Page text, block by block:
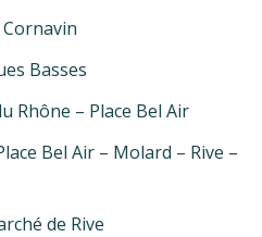
Basses
Rhône – Place Bel Air
Bel Air – Molard – Rive –
de Rive